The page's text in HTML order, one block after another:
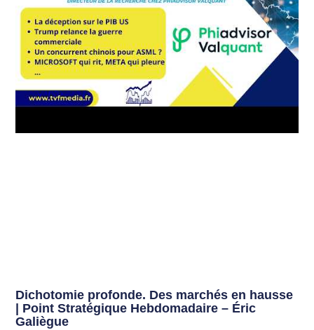
Dichotomie profonde. Des marchés en hausse
| Point Stratégique Hebdomadaire – Éric
Galiègue